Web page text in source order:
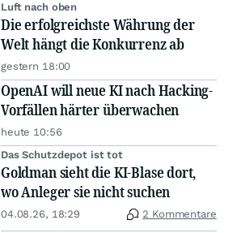
Luft nach oben
Die erfolgreichste Währung der
Welt hängt die Konkurrenz ab
gestern 18:00
OpenAI will neue KI nach Hacking-
Vorfällen härter überwachen
heute 10:56
Das Schutzdepot ist tot
Goldman sieht die KI-Blase dort,
wo Anleger sie nicht suchen
04.08.26, 18:29 2 Kommentare